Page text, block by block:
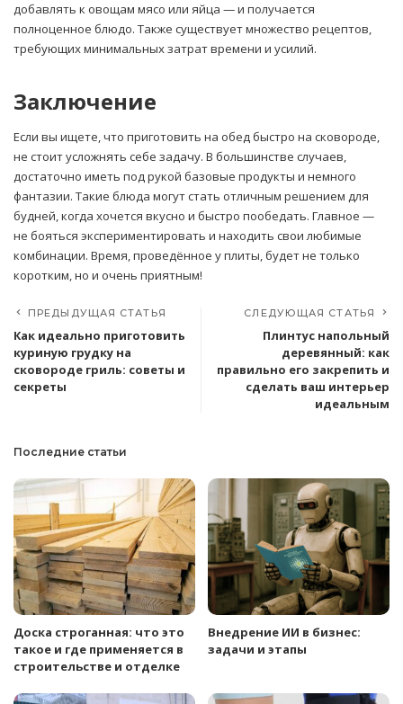
добавлять к овощам мясо или яйца — и получается
полноценное блюдо. Также существует множество рецептов,
требующих минимальных затрат времени и усилий.
Заключение
Если вы ищете, что приготовить на обед быстро на сковороде,
не стоит усложнять себе задачу. В большинстве случаев,
достаточно иметь под рукой базовые продукты и немного
фантазии. Такие блюда могут стать отличным решением для
будней, когда хочется вкусно и быстро пообедать. Главное —
не бояться экспериментировать и находить свои любимые
комбинации. Время, проведённое у плиты, будет не только
коротким, но и очень приятным!
ПРЕДЫДУЩАЯ СТАТЬЯ
Как идеально приготовить
куриную грудку на
сковороде гриль: советы и
секреты
СЛЕДУЮЩАЯ СТАТЬЯ
Плинтус напольный
деревянный: как
правильно его закрепить и
сделать ваш интерьер
идеальным
Последние статьи
Доска строганная: что это
такое и где применяется в
строительстве и отделке
Внедрение ИИ в бизнес:
задачи и этапы